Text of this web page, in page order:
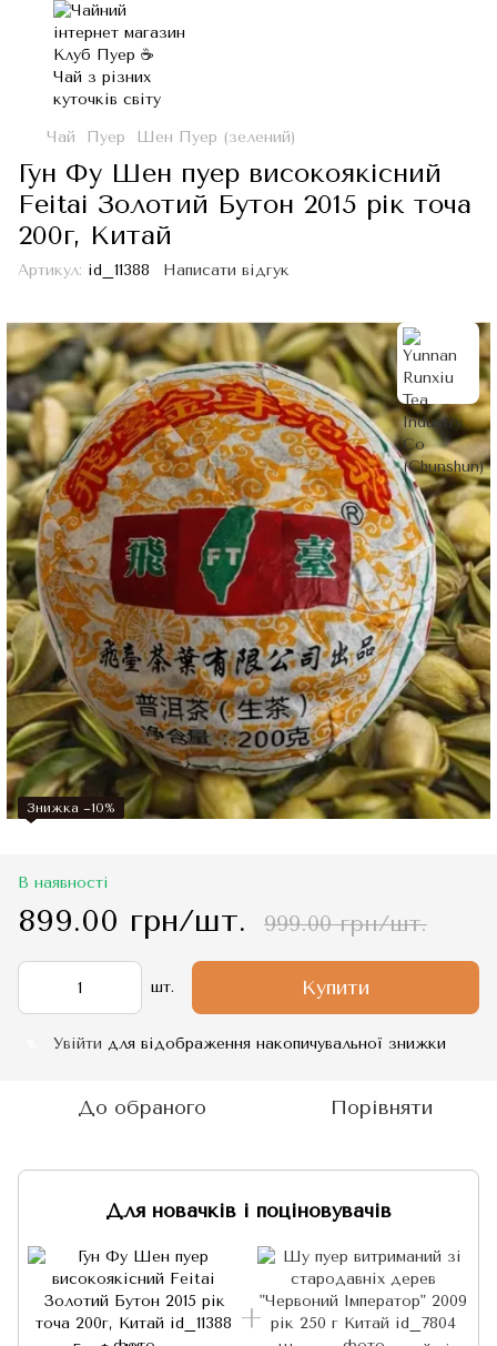
Чай Пуер Шен Пуер (зелений)
Гун Фу Шен пуер високоякісний
Feitai Золотий Бутон 2015 рік точа
200г, Китай
Артикул: id_11388 Написати відгук
Знижка −10%
В наявності
899.00 грн/шт. 999.00 грн/шт.
шт. Купити
Увійти для відображення накопичувальної знижки
До обраного Порівняти
Для новачків і поціновувачів